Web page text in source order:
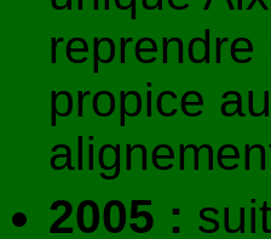
propice
2005 :